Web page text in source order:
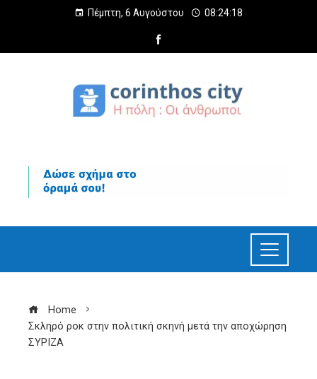
Πέμπτη, 6 Αυγούστου 08:24:19
Home
Σκληρό ροκ στην πολιτική σκηνή μετά την αποχώρηση
ΣΥΡΙΖΑ